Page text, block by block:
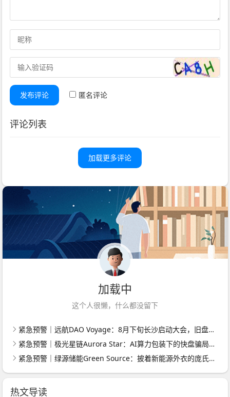
发布评论 匿名评论
评论列表
加载更多评论
加载中
这个人很懒，什么都没留下
紧急预警｜远航DAO Voyage：8月下旬长沙启动大会，旧盘团队平移，RWA+大宗商品包装——又是庞氏滚盘的老剧本
紧急预警｜极光星链Aurora Star：AI算力包装下的快盘骗局，认购即入坑
紧急预警｜绿源储能Green Source：披着新能源外衣的庞氏传销盘，8月千人大会就是收割信号
热文导读